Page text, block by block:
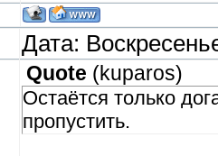
Дата:
Quote (kuparos)
Остаётся только
пропустить.